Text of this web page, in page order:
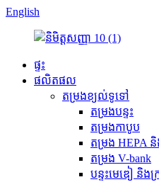
English
ផ្ទះ
ផលិតផល
តម្រងខ្យល់ទូទៅ
តម្រងបន្ទះ
តម្រងកាបូប
តម្រង HEPA
តម្រង V-bank
បន្ទះមេឌៀ និង